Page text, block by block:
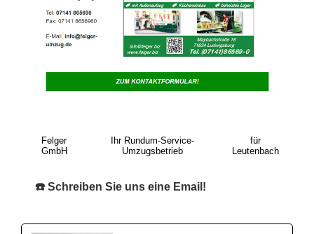
Felger
GmbH
Ihr Rundum-Service-
Umzugsbetrieb
für
Leutenbach
☎️ Schreiben Sie uns eine Email!